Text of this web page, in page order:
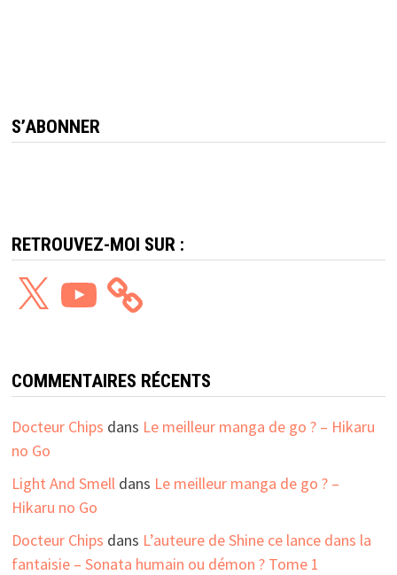
S’ABONNER
RETROUVEZ-MOI SUR :
YouTube
COMMENTAIRES RÉCENTS
Docteur Chips dans Le meilleur manga de go ? – Hikaru
no Go
Light And Smelldans Le meilleur manga de go ? –
Hikaru no Go
Docteur Chips dans L’auteure de Shine ce lance dans la
fantaisie – Sonata humain ou démon ? Tome 1